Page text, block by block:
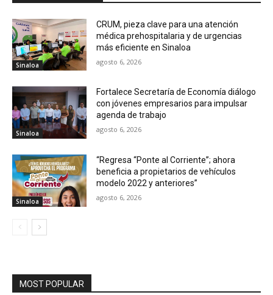
Sinaloa
CRUM, pieza clave para una atención
médica prehospitalaria y de urgencias
más eficiente en Sinaloa
agosto 6, 2026
Sinaloa
Fortalece Secretaría de Economía diálogo
con jóvenes empresarios para impulsar
agenda de trabajo
agosto 6, 2026
Sinaloa
“Regresa “Ponte al Corriente”; ahora
beneficia a propietarios de vehículos
modelo 2022 y anteriores”
agosto 6, 2026
MOST POPULAR